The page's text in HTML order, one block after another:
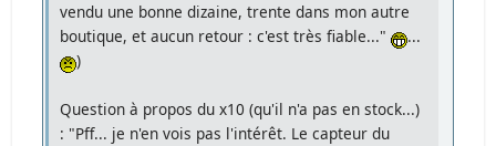
vendu une bonne dizaine, trente dans mon autre
boutique, et aucun retour : c'est très fiable..."
...
)
Question à propos du x10 (qu'il n'a pas en stock...)
: "Pff... je n'en vois pas l'intérêt. Le capteur du